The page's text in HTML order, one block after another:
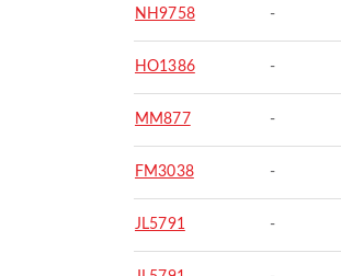
NH9758 -
HO1386 -
MM877 -
FM3038 -
JL5791 -